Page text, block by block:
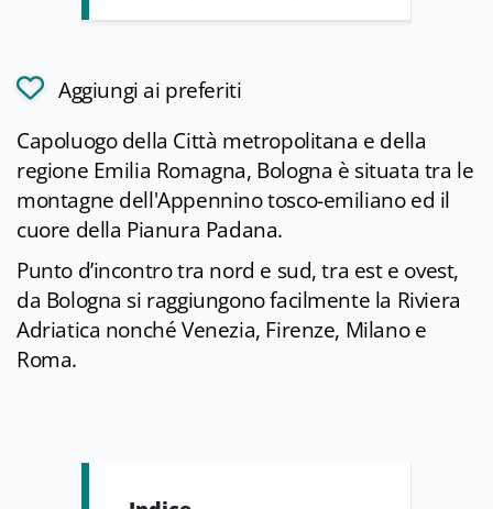
Aggiungi ai preferiti
Capoluogo della Città metropolitana e della
regione Emilia Romagna, Bologna è situata tra le
montagne dell'Appennino tosco-emiliano ed il
cuore della Pianura Padana.
Punto d’incontro tra nord e sud, tra est e ovest,
da Bologna si raggiungono facilmente la Riviera
Adriatica nonché Venezia, Firenze, Milano e
Roma.